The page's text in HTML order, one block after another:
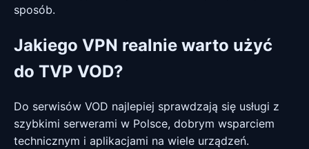
sposób.
Jakiego VPN realnie warto użyć
do TVP VOD?
Do serwisów VOD najlepiej sprawdzają się usługi z
szybkimi serwerami w Polsce, dobrym wsparciem
technicznym i aplikacjami na wiele urządzeń.